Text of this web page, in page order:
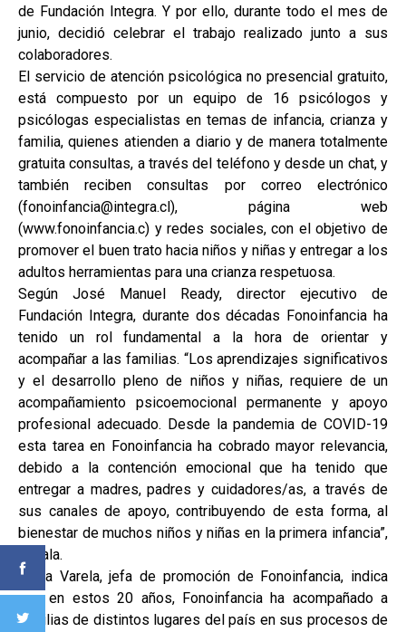
de Fundación Integra. Y por ello, durante todo el mes de
junio, decidió celebrar el trabajo realizado junto a sus
colaboradores.
El servicio de atención psicológica no presencial gratuito,
está compuesto por un equipo de 16 psicólogos y
psicólogas especialistas en temas de infancia, crianza y
familia, quienes atienden a diario y de manera totalmente
gratuita consultas, a través del teléfono y desde un chat, y
también reciben consultas por correo electrónico
(fonoinfancia@integra.cl), página web
(www.fonoinfancia.c) y redes sociales, con el objetivo de
promover el buen trato hacia niños y niñas y entregar a los
adultos herramientas para una crianza respetuosa.
Según José Manuel Ready, director ejecutivo de
Fundación Integra, durante dos décadas Fonoinfancia ha
tenido un rol fundamental a la hora de orientar y
acompañar a las familias. “Los aprendizajes significativos
y el desarrollo pleno de niños y niñas, requiere de un
acompañamiento psicoemocional permanente y apoyo
profesional adecuado. Desde la pandemia de COVID-19
esta tarea en Fonoinfancia ha cobrado mayor relevancia,
debido a la contención emocional que ha tenido que
entregar a madres, padres y cuidadores/as, a través de
sus canales de apoyo, contribuyendo de esta forma, al
bienestar de muchos niños y niñas en la primera infancia”,
señala.
Alicia Varela, jefa de promoción de Fonoinfancia, indica
que en estos 20 años, Fonoinfancia ha acompañado a
familias de distintos lugares del país en sus procesos de